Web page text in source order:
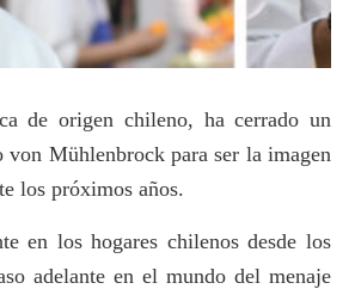
de origen chileno, ha cerrado un
von Mühlenbrock para ser la imagen
los próximos años.
en los hogares chilenos desde los
adelante en el mundo del menaje